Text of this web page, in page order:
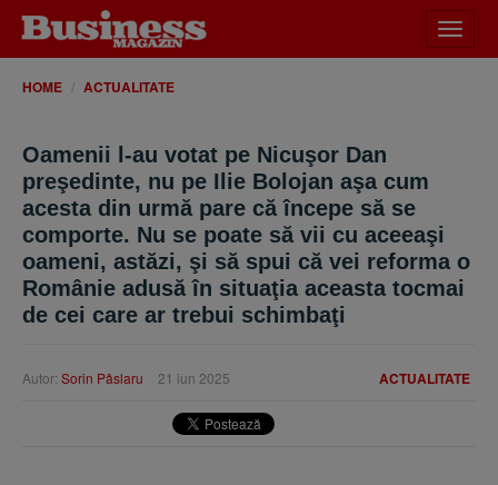
meniu
HOME ACTUALITATE
Oamenii l-au votat pe Nicuşor Dan
preşedinte, nu pe Ilie Bolojan aşa cum
acesta din urmă pare că începe să se
comporte. Nu se poate să vii cu aceeaşi
oameni, astăzi, şi să spui că vei reforma o
Românie adusă în situaţia aceasta tocmai
de cei care ar trebui schimbaţi
ACTUALITATE
Autor: Sorin Pâslaru 21 iun 2025